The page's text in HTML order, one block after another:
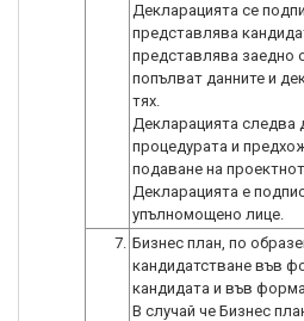
Декларацията се
представлява
представлява заедно
попълват данните и
тях.
Декларацията следва
процедурата и
подаване на
Декларацията е
упълномощено лице.
7. Бизнес план, по
кандидатстване във
кандидата и във
В случай че Бизнес